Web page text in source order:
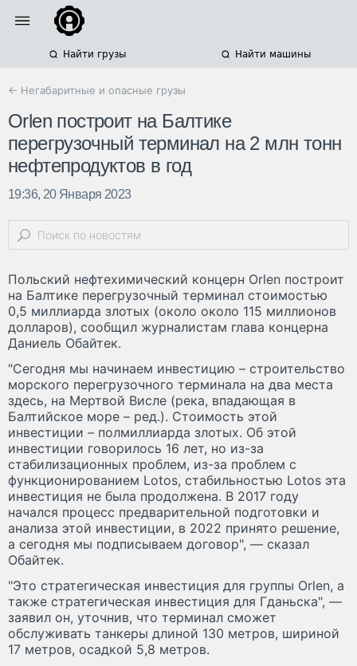
Найти грузы Найти машины
← Негабаритные и опасные грузы
Orlen построит на Балтике
перегрузочный терминал на 2 млн тонн
нефтепродуктов в год
19:36, 20 Января 2023
Польский нефтехимический концерн Orlen построит
на Балтике перегрузочный терминал стоимостью
0,5 миллиарда злотых (около около 115 миллионов
долларов), сообщил журналистам глава концерна
Даниель Обайтек.
"Сегодня мы начинаем инвестицию – строительство
морского перегрузочного терминала на два места
здесь, на Мертвой Висле (река, впадающая в
Балтийское море – ред.). Стоимость этой
инвестиции – полмиллиарда злотых. Об этой
инвестиции говорилось 16 лет, но из-за
стабилизационных проблем, из-за проблем с
функционированием Lotos, стабильностью Lotos эта
инвестиция не была продолжена. В 2017 году
начался процесс предварительной подготовки и
анализа этой инвестиции, в 2022 принято решение,
а сегодня мы подписываем договор", — сказал
Обайтек.
"Это стратегическая инвестиция для группы Orlen, а
также стратегическая инвестиция для Гданьска", —
заявил он, уточнив, что терминал сможет
обслуживать танкеры длиной 130 метров, шириной
17 метров, осадкой 5,8 метров.